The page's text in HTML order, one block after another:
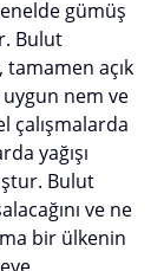
gümüş
Bulut
açık
nem ve
çalışmalarda
yağışı
Bulut
ve ne
bir ülkenin